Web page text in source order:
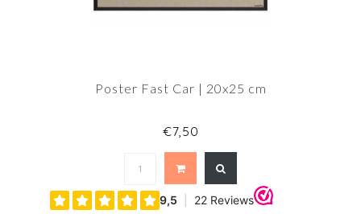
Poster Fast Car | 20x25 cm
€7,50